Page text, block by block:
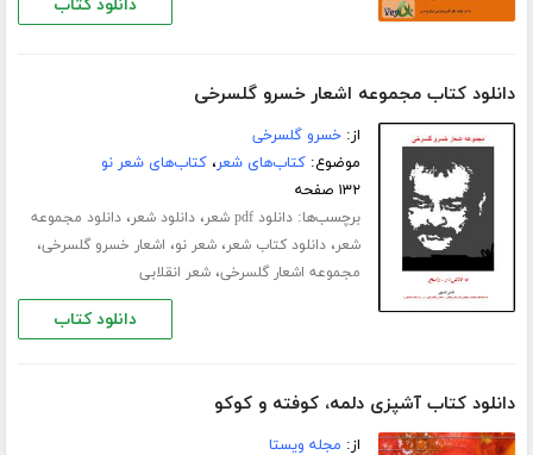
دانلود کتاب
دانلود کتاب مجموعه اشعار خسرو گلسرخی
از:خسرو گلسرخی
موضوع:کتاب‌های شعر،کتاب‌های شعر نو
۱۳۲ صفحه
برچسب‌ها:دانلود pdf شعر ،دانلود شعر،دانلود مجموعه
شعر،دانلود کتاب شعر،شعر نو، اشعار خسرو گلسرخی،
مجموعه اشعار گلسرخی،شعر انقلابی
دانلود کتاب
دانلود کتاب آشپزی دلمه، کوفته و کوکو
از: مجله ویستا